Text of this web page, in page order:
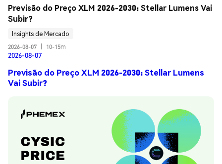
Previsão do Preço XLM 2026-2030: Stellar Lumens Vai
Subir?
Insights de Mercado
2026-08-07
10-15m
2026-08-07
Previsão do Preço XLM 2026-2030: Stellar Lumens
Vai Subir?